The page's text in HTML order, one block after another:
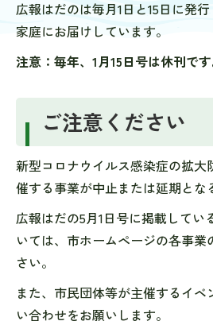
広報はだのは毎月1日と15日に発
家庭にお届けしています。
注意：毎年、1月15日号は休刊です
ご注意ください
新型コロナウイルス感染症の拡大
催する事業が中止または延期とな
広報はだの5月1日号に掲載してい
いては、市ホームページの各事業
さい。
また、市民団体等が主催するイ
い合わせをお願いします。